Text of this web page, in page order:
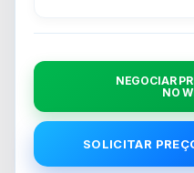
NEGOCIAR
NO
SOLICITAR